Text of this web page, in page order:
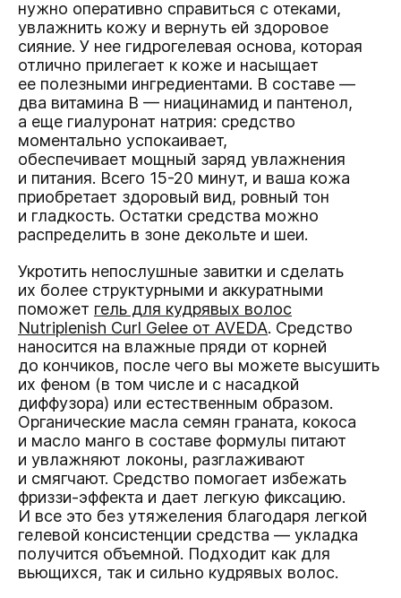
нужно оперативно справиться с отеками,
увлажнить кожу и вернуть ей здоровое
сияние. У нее гидрогелевая основа, которая
отлично прилегает к коже и насыщает
ее полезными ингредиентами. В составе —
два витамина B — ниацинамид и пантенол,
а еще гиалуронат натрия: средство
моментально успокаивает,
обеспечивает мощный заряд увлажнения
и питания. Всего 15-20 минут, и ваша кожа
приобретает здоровый вид, ровный тон
и гладкость. Остатки средства можно
распределить в зоне декольте и шеи.
Укротить непослушные завитки и сделать
их более структурными и аккуратными
поможет гель для кудрявых волос
Nutriplenish Curl Gelee от AVEDA. Средство
наносится на влажные пряди от корней
до кончиков, после чего вы можете высушить
их феном (в том числе и с насадкой
диффузора) или естественным образом.
Органические масла семян граната, кокоса
и масло манго в составе формулы питают
и увлажняют локоны, разглаживают
и смягчают. Средство помогает избежать
фриззи-эффекта и дает легкую фиксацию.
И все это без утяжеления благодаря легкой
гелевой консистенции средства — укладка
получится объемной. Подходит как для
вьющихся, так и сильно кудрявых волос.